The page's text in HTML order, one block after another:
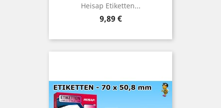
Heisap Etiketten...
Preis
9,89 €